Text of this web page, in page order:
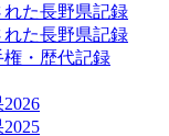
た長野県記録
た長野県記録
・歴代記録